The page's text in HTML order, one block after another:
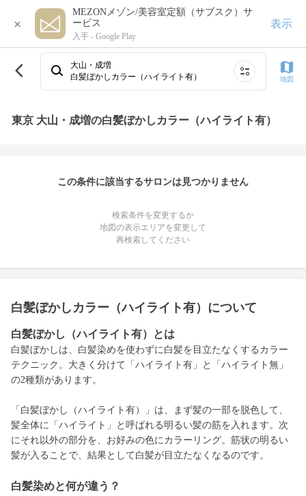
×
MEZONメゾン/美容室定額（サブスク）サ
ービス
入手 - Google Play
表示
大山・成増
白髪ぼかしカラー（ハイライト有）
地図
東京 大山・成増の白髪ぼかしカラー（ハイライト有）
この条件に該当するサロンは見つかりません
検索条件を変更するか
地図の表示エリアを変更して
再検索してください
白髪ぼかしカラー（ハイライト有）について
白髪ぼかし（ハイライト有）とは
白髪ぼかしは、白髪染めを使わずに白髪を目立たなくするカラー
テクニック。大きく分けて「ハイライト有」と「ハイライト無」
の2種類があります。
「白髪ぼかし（ハイライト有）」は、まず髪の一部を脱色して、
髪全体に「ハイライト」と呼ばれる明るい髪の筋を入れます。次
にそれ以外の部分を、お好みの色にカラーリング。筋状の明るい
髪が入ることで、結果として白髪が目立たなくなるのです。
白髪染めと何が違う？